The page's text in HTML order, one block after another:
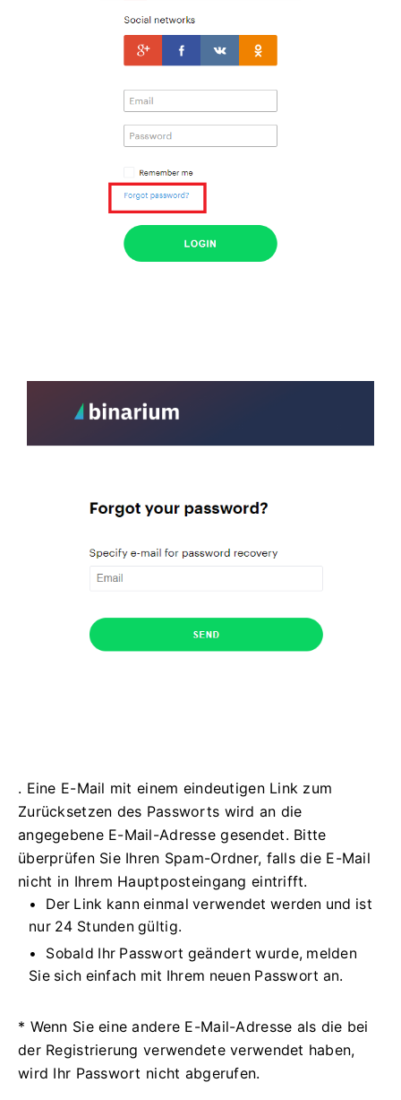
. Eine E-Mail mit einem eindeutigen Link zum
Zurücksetzen des Passworts wird an die
angegebene E-Mail-Adresse gesendet. Bitte
überprüfen Sie Ihren Spam-Ordner, falls die E-Mail
nicht in Ihrem Hauptposteingang eintrifft.
Der Link kann einmal verwendet werden und ist
nur 24 Stunden gültig.
Sobald Ihr Passwort geändert wurde, melden
Sie sich einfach mit Ihrem neuen Passwort an.
* Wenn Sie eine andere E-Mail-Adresse als die bei
der Registrierung verwendete verwendet haben,
wird Ihr Passwort nicht abgerufen.